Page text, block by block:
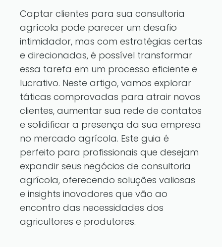
Captar clientes para sua consultoria
agrícola pode parecer um desafio
intimidador, mas com estratégias certas
e direcionadas, é possível transformar
essa tarefa em um processo eficiente e
lucrativo. Neste artigo, vamos explorar
táticas comprovadas para atrair novos
clientes, aumentar sua rede de contatos
e solidificar a presença da sua empresa
no mercado agrícola. Este guia é
perfeito para profissionais que desejam
expandir seus negócios de consultoria
agrícola, oferecendo soluções valiosas
e insights inovadores que vão ao
encontro das necessidades dos
agricultores e produtores.